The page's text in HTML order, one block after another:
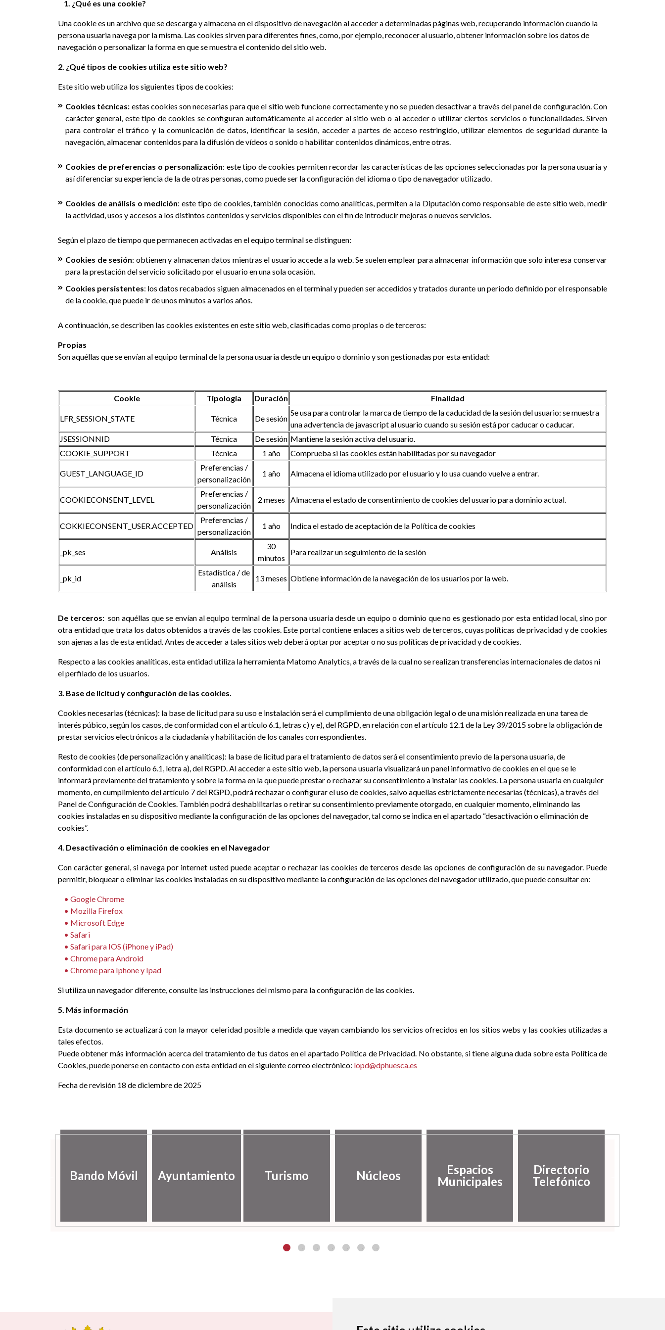
1. ¿Qué es una cookie?
Una cookie es un archivo que se descarga y almacena en el dispositivo de navegación al acceder a determinadas páginas web, recuperando información cuando la
persona usuaria navega por la misma. Las cookies sirven para diferentes fines, como, por ejemplo, reconocer al usuario, obtener información sobre los datos de
navegación o personalizar la forma en que se muestra el contenido del sitio web.
2. ¿Qué tipos de cookies utiliza este sitio web?
Este sitio web utiliza los siguientes tipos de cookies:
Cookies técnicas: estas cookies son necesarias para que el sitio web funcione correctamente y no se pueden desactivar a través del panel de configuración. Con
carácter general, este tipo de cookies se configuran automáticamente al acceder al sitio web o al acceder o utilizar ciertos servicios o funcionalidades. Sirven
para controlar el tráfico y la comunicación de datos, identificar la sesión, acceder a partes de acceso restringido, utilizar elementos de seguridad durante la
navegación, almacenar contenidos para la difusión de vídeos o sonido o habilitar contenidos dinámicos, entre otras.
Cookies de preferencias o personalización: este tipo de cookies permiten recordar las características de las opciones seleccionadas por la persona usuaria y
así diferenciar su experiencia de la de otras personas, como puede ser la configuración del idioma o tipo de navegador utilizado.
Cookies de análisis o medición: este tipo de cookies, también conocidas como analíticas, permiten a la Diputación como responsable de este sitio web, medir
la actividad, usos y accesos a los distintos contenidos y servicios disponibles con el fin de introducir mejoras o nuevos servicios.
Según el plazo de tiempo que permanecen activadas en el equipo terminal se distinguen:
Cookies de sesión: obtienen y almacenan datos mientras el usuario accede a la web. Se suelen emplear para almacenar información que solo interesa conservar
para la prestación del servicio solicitado por el usuario en una sola ocasión.
Cookies persistentes: los datos recabados siguen almacenados en el terminal y pueden ser accedidos y tratados durante un periodo definido por el responsable
de la cookie, que puede ir de unos minutos a varios años.
A continuación, se describen las cookies existentes en este sitio web, clasificadas como propias o de terceros:
Propias
Son aquéllas que se envían al equipo terminal de la persona usuaria desde un equipo o dominio y son gestionadas por esta entidad:
Cookie Tipología Duración Finalidad
LFR_SESSION_STATE Técnica De sesión
Se usa para controlar la marca de tiempo de la caducidad de la sesión del usuario: se muestra
una advertencia de javascript al usuario cuando su sesión está por caducar o caducar.
JSESSIONNID
Técnica De sesión Mantiene la sesión activa del usuario.
COOKIE_SUPPORT
Técnica 1 año Comprueba si las cookies están habilitadas por su navegador
GUEST_LANGUAGE_ID
Preferencias /
personalización
1 año Almacena el idioma utilizado por el usuario y lo usa cuando vuelve a entrar.
COOKIECONSENT_LEVEL
Preferencias /
personalización
2 meses Almacena el estado de consentimiento de cookies del usuario para dominio actual.
COKKIECONSENT_USER.ACCEPTED
Preferencias /
personalización
1 año Indica el estado de aceptación de la Política de cookies
_pk_ses Análisis
30
minutos
Para realizar un seguimiento de la sesión
_pk_id
Estadística / de
análisis
13 meses Obtiene información de la navegación de los usuarios por la web.
De terceros: son aquéllas que se envían al equipo terminal de la persona usuaria desde un equipo o dominio que no es gestionado por esta entidad local, sino por
otra entidad que trata los datos obtenidos a través de las cookies. Este portal contiene enlaces a sitios web de terceros, cuyas políticas de privacidad y de cookies
son ajenas a las de esta entidad. Antes de acceder a tales sitios web deberá optar por aceptar o no sus políticas de privacidad y de cookies.
Respecto a las cookies analíticas, esta entidad utiliza la herramienta Matomo Analytics, a través de la cual no se realizan transferencias internacionales de datos ni
el perfilado de los usuarios.
3. Base de licitud y configuración de las cookies.
Cookies necesarias (técnicas): la base de licitud para su uso e instalación será el cumplimiento de una obligación legal o de una misión realizada en una tarea de
interés púbico, según los casos, de conformidad con el artículo 6.1, letras c) y e), del RGPD, en relación con el artículo 12.1 de la Ley 39/2015 sobre la obligación de
prestar servicios electrónicos a la ciudadanía y habilitación de los canales correspondientes.
Resto de cookies (de personalización y analíticas): la base de licitud para el tratamiento de datos será el consentimiento previo de la persona usuaria, de
conformidad con el artículo 6.1, letra a), del RGPD. Al acceder a este sitio web, la persona usuaria visualizará un panel informativo de cookies en el que se le
informará previamente del tratamiento y sobre la forma en la que puede prestar o rechazar su consentimiento a instalar las cookies. La persona usuaria en cualquier
momento, en cumplimiento del artículo 7 del RGPD, podrá rechazar o configurar el uso de cookies, salvo aquellas estrictamente necesarias (técnicas), a través del
Panel de Configuración de Cookies. También podrá deshabilitarlas o retirar su consentimiento previamente otorgado, en cualquier momento, eliminando las
cookies instaladas en su dispositivo mediante la configuración de las opciones del navegador, tal como se indica en el apartado “desactivación o eliminación de
cookies”.
4. Desactivación o eliminación de cookies en el Navegador
Con carácter general, si navega por internet usted puede aceptar o rechazar las cookies de terceros desde las opciones de configuración de su navegador. Puede
permitir, bloquear o eliminar las cookies instaladas en su dispositivo mediante la configuración de las opciones del navegador utilizado, que puede consultar en:
• Google Chrome
• Mozilla Firefox
• Microsoft Edge
• Safari
• Safari para IOS (iPhone y iPad)
• Chrome para Android
• Chrome para Iphone y Ipad
Si utiliza un navegador diferente, consulte las instrucciones del mismo para la configuración de las cookies.
5. Más información
Esta documento se actualizará con la mayor celeridad posible a medida que vayan cambiando los servicios ofrecidos en los sitios webs y las cookies utilizadas a
tales efectos.
Puede obtener más información acerca del tratamiento de tus datos en el apartado Política de Privacidad. No obstante, si tiene alguna duda sobre esta Política de
Cookies, puede ponerse en contacto con esta entidad en el siguiente correo electrónico: lopd@dphuesca.es
Fecha de revisión 18 de diciembre de 2025
Bando Móvil Ayuntamiento Turismo Núcleos
Espacios
Municipales
Directorio
Telefónico